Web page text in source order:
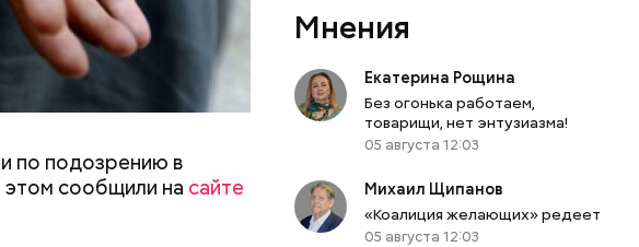
по подозрению в
сообщили на сайте
и
Мнения
Екатерина Рощина
Без огонька работаем,
товарищи, нет энтузиазма!
05 августа 12:03
Михаил Щипанов
«Коалиция желающих» редеет
05 августа 12:03